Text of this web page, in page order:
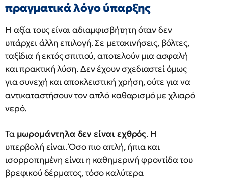
πραγματικά λόγο ύπαρξης
Η αξία τους είναι αδιαμφισβήτητη όταν δεν
υπάρχει άλλη επιλογή. Σε μετακινήσεις, βόλτες,
ταξίδια ή εκτός σπιτιού, αποτελούν μια ασφαλή
και πρακτική λύση. Δεν έχουν σχεδιαστεί όμως
για συνεχή και αποκλειστική χρήση, ούτε για να
αντικαταστήσουν τον απλό καθαρισμό με χλιαρό
νερό.
Τα μωρομάντηλα δεν είναι εχθρός. Η
υπερβολή είναι. Όσο πιο απλή, ήπια και
ισορροπημένη είναι η καθημερινή φροντίδα του
βρεφικού δέρματος, τόσο καλύτερα